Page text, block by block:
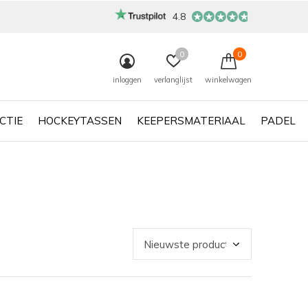
HOCKEYTASSEN KEEPERSMATERIAAL PADEL
inloggen verlanglijst
0
winkelwagen
0
4.8